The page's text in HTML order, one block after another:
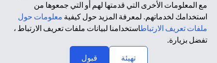
مع المعلومات الأخرى التي قدمتها لهم أو التي جمعوها من
استخدامك لخدماتهم. لمعرفة المزيد حول كيفية معلومات حول
ملفات تعريف الارتباطاستخدامنا لبيانات ملفات تعريف الارتباط ،
تفضل بزيارة.
تهيئة
قبول
والسلع في الإمارات العربية المتحدة ("SCA") للقيام بالنشاط المالي لـ أ)
الاستشارات المالية والتعريف والترويج بموجب ترخيص رقم
20200000097 ب) وسيط تداول في الأسواق الدولية بموجب ترخيص